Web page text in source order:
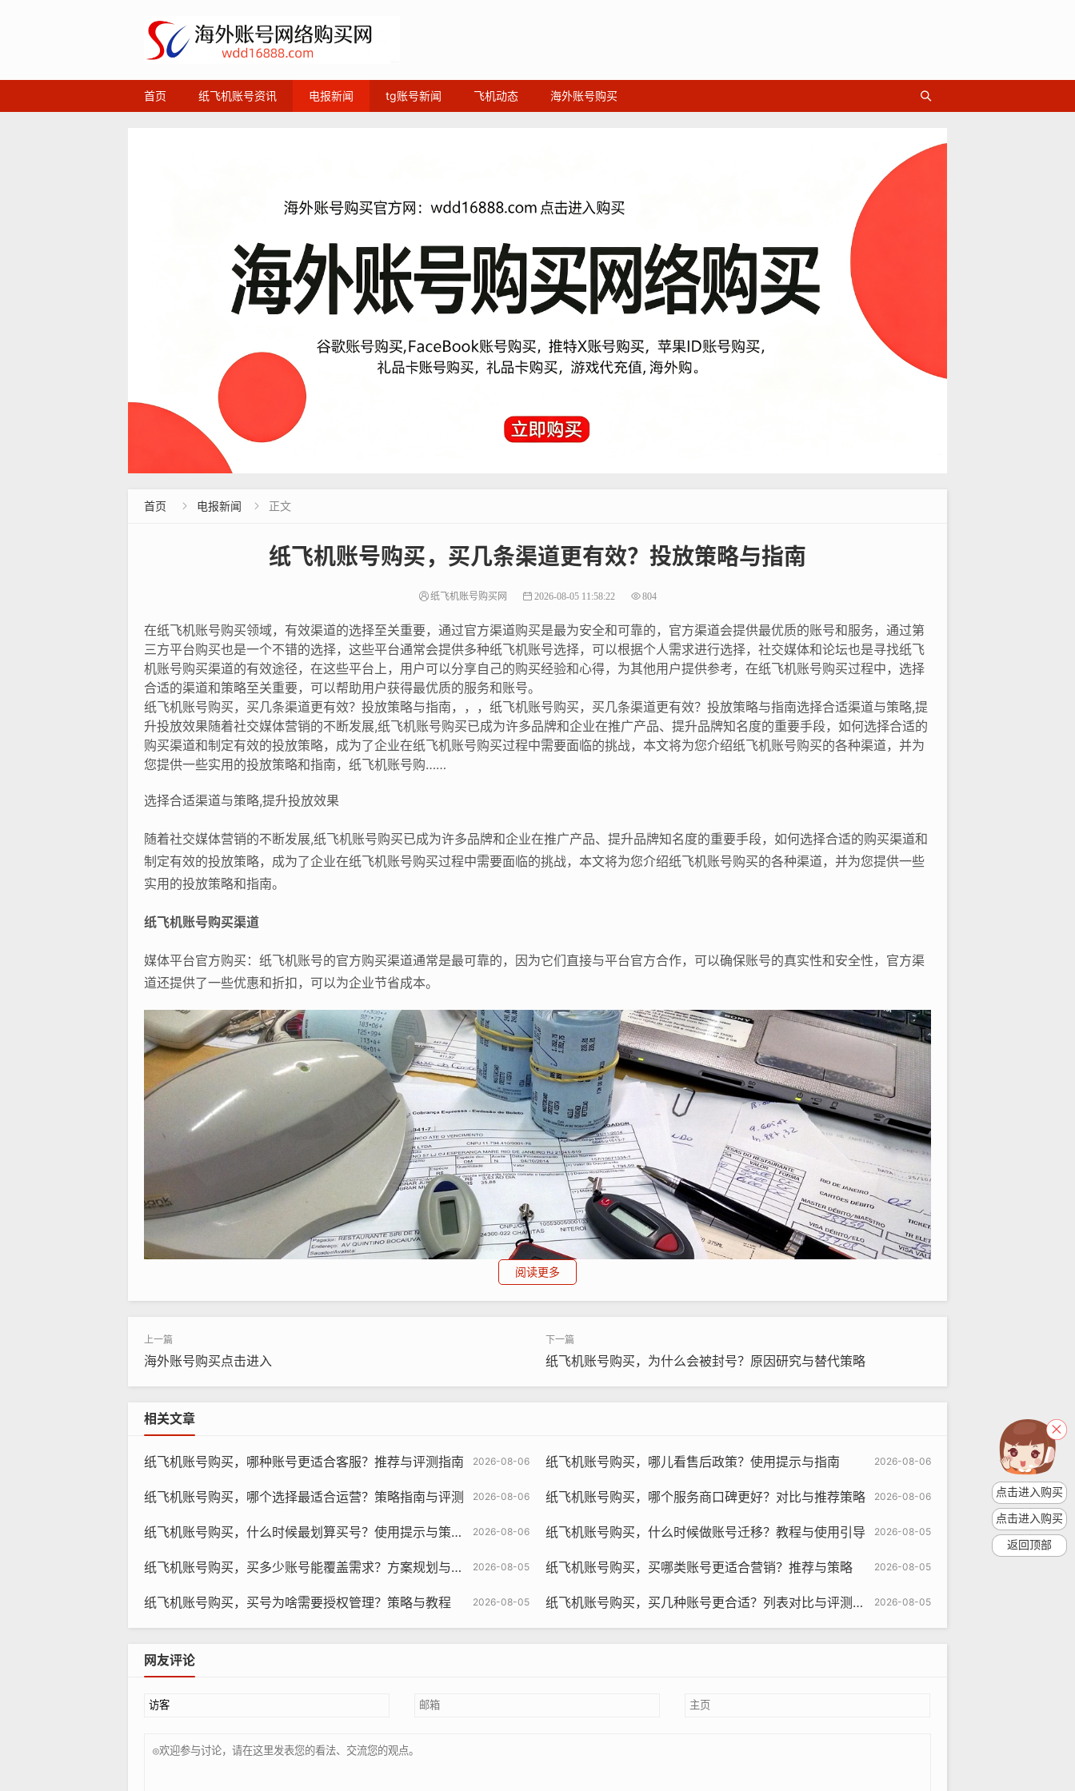
首页 纸飞机账号资讯 电报新闻 tg账号新闻 飞机动态 海外账号购买
首页  电报新闻  正文
纸飞机账号购买，买几条渠道更有效？投放策略与指南
纸飞机账号购买网 2026-08-05 11:58:22 804
在纸飞机账号购买领域，有效渠道的选择至关重要，通过官方渠道购买是最为安全和可靠的，官方渠道会提供最优质的账号和服务，通过第
三方平台购买也是一个不错的选择，这些平台通常会提供多种纸飞机账号选择，可以根据个人需求进行选择，社交媒体和论坛也是寻找纸飞
机账号购买渠道的有效途径，在这些平台上，用户可以分享自己的购买经验和心得，为其他用户提供参考，在纸飞机账号购买过程中，选择
合适的渠道和策略至关重要，可以帮助用户获得最优质的服务和账号。
纸飞机账号购买，买几条渠道更有效？投放策略与指南，，，纸飞机账号购买，买几条渠道更有效？投放策略与指南选择合适渠道与策略,提
升投放效果随着社交媒体营销的不断发展,纸飞机账号购买已成为许多品牌和企业在推广产品、提升品牌知名度的重要手段，如何选择合适的
购买渠道和制定有效的投放策略，成为了企业在纸飞机账号购买过程中需要面临的挑战，本文将为您介绍纸飞机账号购买的各种渠道，并为
您提供一些实用的投放策略和指南，纸飞机账号购……
选择合适渠道与策略,提升投放效果
随着社交媒体营销的不断发展,纸飞机账号购买已成为许多品牌和企业在推广产品、提升品牌知名度的重要手段，如何选择合适的购买渠道和
制定有效的投放策略，成为了企业在纸飞机账号购买过程中需要面临的挑战，本文将为您介绍纸飞机账号购买的各种渠道，并为您提供一些
实用的投放策略和指南。
纸飞机账号购买渠道
媒体平台官方购买：纸飞机账号的官方购买渠道通常是最可靠的，因为它们直接与平台官方合作，可以确保账号的真实性和安全性，官方渠
道还提供了一些优惠和折扣，可以为企业节省成本。
需要注意的是，这些平台的账号质量参差不齐，需要仔细甄别。
媒体代理公司：一些专业的媒体代理公司提供纸飞机账号购买服务，这些公司拥有丰富的行业经验和资源，可以帮助企业选择最适合的账
号，并制定有效的投放策略，这些服务通常需要支付一定的代理费用。
广告内容，但缺点是成本相对较高。
阅读更多
海外账号购买点击进入 纸飞机账号购买，为什么会被封号？原因研究与替代策略
相关文章
2026-08-06
纸飞机账号购买，哪种账号更适合客服？推荐与评测指南 2026-08-06
纸飞机账号购买，哪儿看售后政策？使用提示与指南
2026-08-06
纸飞机账号购买，哪个选择最适合运营？策略指南与评测 2026-08-06
纸飞机账号购买，哪个服务商口碑更好？对比与推荐策略
2026-08-06
纸飞机账号购买，什么时候最划算买号？使用提示与策略指南 2026-08-05
纸飞机账号购买，什么时候做账号迁移？教程与使用引导
2026-08-05
纸飞机账号购买，买多少账号能覆盖需求？方案规划与预测 2026-08-05
纸飞机账号购买，买哪类账号更适合营销？推荐与策略
2026-08-05
纸飞机账号购买，买号为啥需要授权管理？策略与教程 2026-08-05
纸飞机账号购买，买几种账号更合适？列表对比与评测推荐
网友评论
点击进入购买
点击进入购买
返回顶部